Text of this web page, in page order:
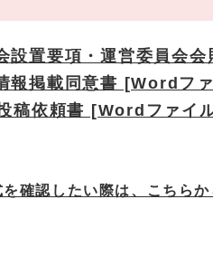
設置要項・運営委員会
報掲載同意書 [Wordフ
稿依頼書 [Wordファイ
確認したい際は、こちらか